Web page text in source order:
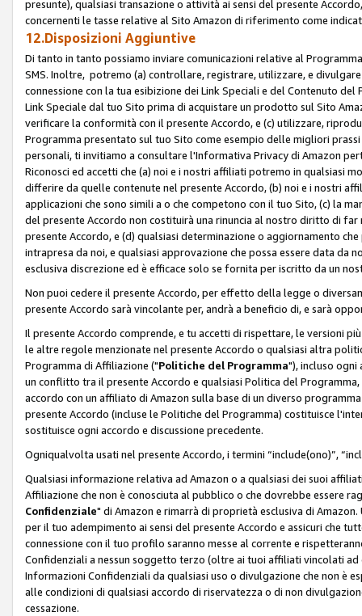
presunte), qualsiasi transazione o attività ai sensi del presente
concernenti le tasse relative al Sito Amazon di riferimento come
12.Disposizioni Aggiuntive
Di tanto in tanto possiamo inviare comunicazioni relative al
SMS. Inoltre, potremo (a) controllare, registrare, utilizzare, e
connessione con la tua esibizione dei Link Speciali e del Contenuto
Link Speciale dal tuo Sito prima di acquistare un prodotto sul Sito
verificare la conformità con il presente Accordo, e (c) utilizzare,
Programma presentato sul tuo Sito come esempio delle migliori
personali, ti invitiamo a consultare l'Informativa Privacy di Amazon
Riconosci ed accetti che (a) noi e i nostri affiliati potremo in qualsiasi
differire da quelle contenute nel presente Accordo, (b) noi e i nostri
applicazioni che sono simili a o che competono con il tuo Sito, (c) la
del presente Accordo non costituirà una rinuncia al nostro diritto di
presente Accordo, e (d) qualsiasi determinazione o aggiornamento
intrapresa da noi, e qualsiasi approvazione che possa essere data
esclusiva discrezione ed è efficace solo se fornita per iscritto da un
Non puoi cedere il presente Accordo, per effetto della legge o
presente Accordo sarà vincolante per, andrà a beneficio di, e sarà
Il presente Accordo comprende, e tu accetti di rispettare, le versioni
le altre regole menzionate nel presente Accordo o qualsiasi altra
Programma di Affiliazione ("Politiche del Programma"), incluso
un conflitto tra il presente Accordo e qualsiasi Politica del
accordo con un affiliato di Amazon sulla base di un diverso
presente Accordo (incluse le Politiche del Programma) costituisce
sostituisce ogni accordo e discussione precedente.
Ogniqualvolta usati nel presente Accordo, i termini “include(ono)”,
Qualsiasi informazione relativa ad Amazon o a qualsiasi dei suoi
Affiliazione che non è conosciuta al pubblico o che dovrebbe essere
Confidenziale" di Amazon e rimarrà di proprietà esclusiva di
per il tuo adempimento ai sensi del presente Accordo e assicuri che
connessione con il tuo profilo saranno messe al corrente e
Confidenziali a nessun soggetto terzo (oltre ai tuoi affiliati vincolati
Informazioni Confidenziali da qualsiasi uso o divulgazione che non è
alle condizioni di qualsiasi accordo di riservatezza o di non
cessazione.